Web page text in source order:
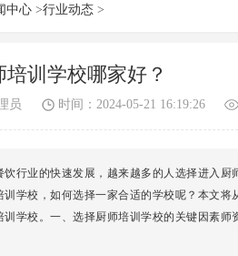
中心 >行业动态 >
培训学校哪家好？
员 时间：2024-05-21 16:19:26
饮行业的快速发展，越来越多的人选择进入
训学校，如何选择一家合适的学校呢？本文
训学校。一、选择厨师培训学校的关键因素